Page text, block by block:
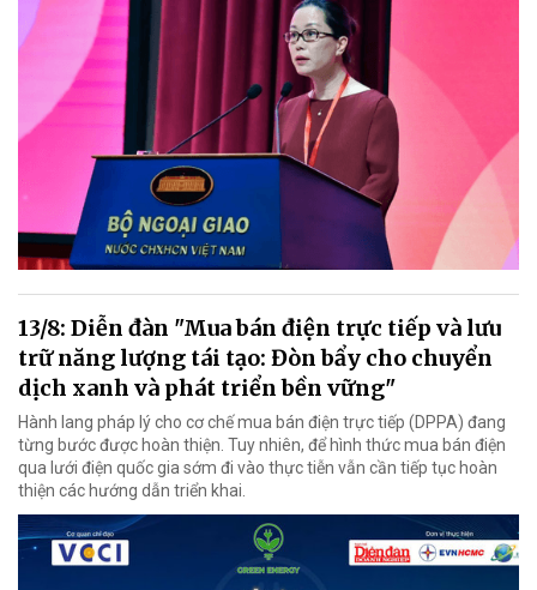
13/8: Diễn đàn "Mua bán điện trực tiếp và lưu
trữ năng lượng tái tạo: Đòn bẩy cho chuyển
dịch xanh và phát triển bền vững"
Hành lang pháp lý cho cơ chế mua bán điện trực tiếp (DPPA) đang
từng bước được hoàn thiện. Tuy nhiên, để hình thức mua bán điện
qua lưới điện quốc gia sớm đi vào thực tiễn vẫn cần tiếp tục hoàn
thiện các hướng dẫn triển khai.